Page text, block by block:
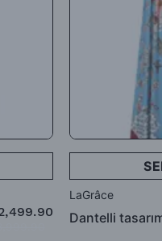
LaGrâce
Dantelli